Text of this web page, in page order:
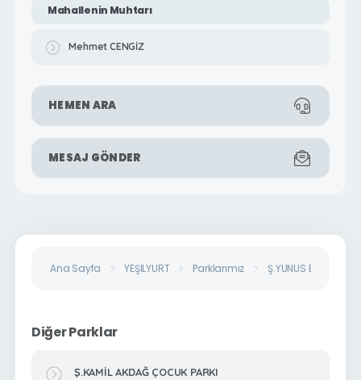
Mahallenin Muhtarı
Mehmet CENGİZ
HEMEN ARA
MESAJ GÖNDER
Ana Sayfa YEŞİLYURT Parklarımız Ş.YUNUS EMRE
Diğer Parklar
Ş.KAMİL AKDAĞ ÇOCUK PARKI